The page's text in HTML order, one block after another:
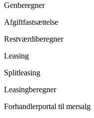
Genberegner
Afgiftfastsættelse
Restværdiberegner
Leasing
Splitleasing
Leasingberegner
Forhandlerportal til mersalg